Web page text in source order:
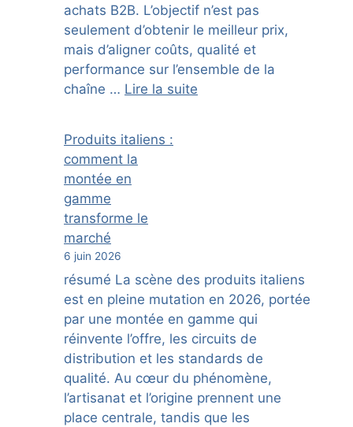
achats B2B. L’objectif n’est pas
seulement d’obtenir le meilleur prix,
mais d’aligner coûts, qualité et
performance sur l’ensemble de la
chaîne … Lire la suite
Produits italiens :
comment la
montée en
gamme
transforme le
marché
6 juin 2026
résumé La scène des produits italiens
est en pleine mutation en 2026, portée
par une montée en gamme qui
réinvente l’offre, les circuits de
distribution et les standards de
qualité. Au cœur du phénomène,
l’artisanat et l’origine prennent une
place centrale, tandis que les